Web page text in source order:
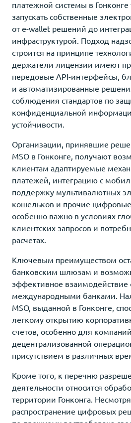
платежной системы в
запускать собственные
от e-wallet решений до
инфраструктурой. Подход
строится на принципе
держатели лицензии имеют
передовые API-интерфейсы,
и автоматизированные
соблюдения стандартов по
конфиденциальной
устойчивости.
Организации, принявшие
MSO в Гонконге, получают
клиентам адаптируемые
платежей, интеграцию с
поддержку мультивалютных
кошельков и прочие
особенно важно в условиях
клиентских запросов и
расчетах.
Ключевым преимуществом
банковским шлюзам и
эффективное
международными банками.
MSO, выданной в Гонконге,
легкому открытию
счетов, особенно для
децентрализованной
присутствием в различных
Кроме того, к перечню
деятельности относится
территории Гонконга.
распространение цифровых